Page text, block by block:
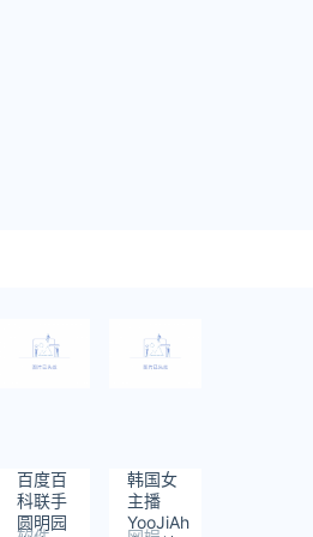
百度百
科联手
圆明园
韩国女
主播
YooJiAh